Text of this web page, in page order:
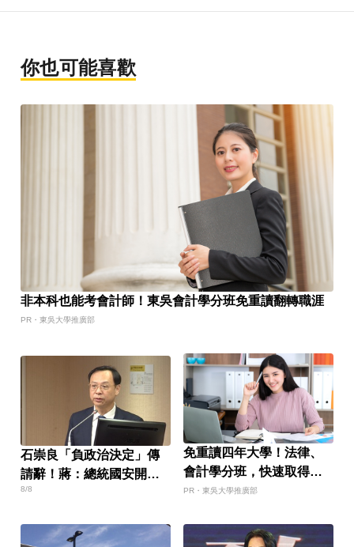
你也可能喜歡
非本科也能考會計師！東吳會計學分班免重讀翻轉職涯
PR・東吳大學推廣部
石崇良「負政治決定」傳
請辭！蔣：總統國安開了
沒？
8/8
免重讀四年大學！法律、
會計學分班，快速取得國
考資格
PR・東吳大學推廣部